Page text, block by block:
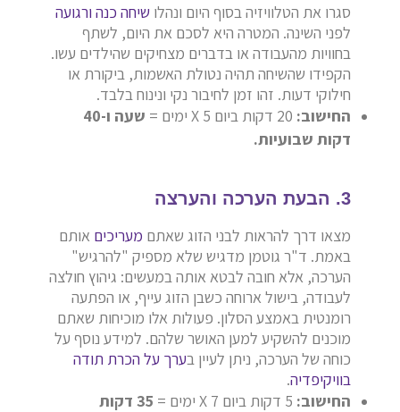
סגרו את הטלוויזיה בסוף היום ונהלו שיחה כנה ורגועה
לפני השינה. המטרה היא לסכם את היום, לשתף
בחוויות מהעבודה או בדברים מצחיקים שהילדים עשו.
הקפידו שהשיחה תהיה נטולת האשמות, ביקורת או
חילוקי דעות. זהו זמן לחיבור נקי ונינוח בלבד.
החישוב:
שעה ו-40
דקות שבועיות.
3. הבעת הערכה והערצה
מצאו דרך להראות לבני הזוג שאתם מעריכים אותם
באמת. ד"ר גוטמן מדגיש שלא מספיק "להרגיש"
הערכה, אלא חובה לבטא אותה במעשים: גיהוץ חולצה
לעבודה, בישול ארוחה כשבן הזוג עייף, או הפתעה
רומנטית באמצע הסלון. פעולות אלו מוכיחות שאתם
מוכנים להשקיע למען האושר שלהם. למידע נוסף על
כוחה של הערכה, ניתן לעיין בערך על הכרת תודה
בוויקיפדיה.
החישוב:
35 דקות